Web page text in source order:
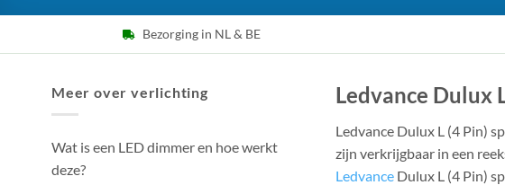
Bezorging in NL & BE
Meer over verlichting
Wat is een LED dimmer en hoe werkt
deze?
Ledvance Dulux
Ledvance Dulux L (4 Pin)
zijn verkrijgbaar in een
Ledvance Dulux L (4 Pin)